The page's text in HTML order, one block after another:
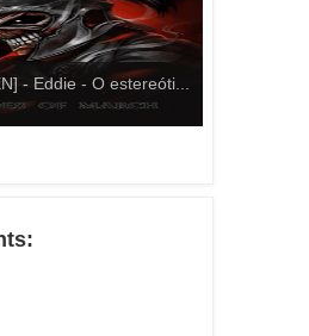
- Eddie - O estereóti...